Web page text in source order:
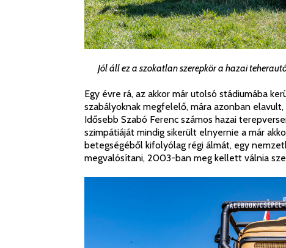
Jól áll ez a szokatlan szerepkör a hazai
Egy évre rá, az akkor már utolsó stádiumába
szabályoknak megfelelő, mára azonban
Idősebb Szabó Ferenc számos hazai
szimpátiáját mindig sikerült elnyernie a már
betegségéből kifolyólag régi álmát, egy
megvalósítani, 2003-ban meg kellett válnia